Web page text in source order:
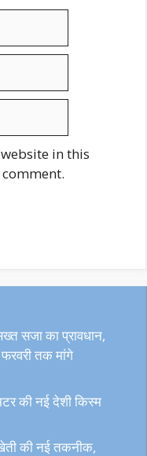
in this
सजा का प्रावधान,
तक मांगे
की नई देशी किस्म
की नई तकनीक,